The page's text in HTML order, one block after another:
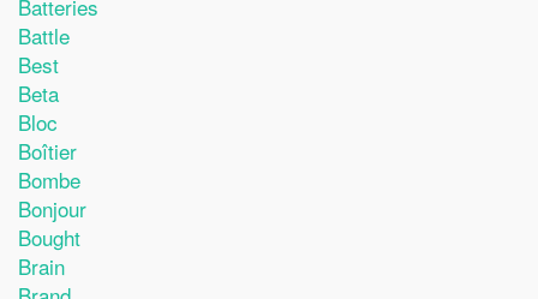
Batteries
Battle
Best
Beta
Bloc
Boîtier
Bombe
Bonjour
Bought
Brain